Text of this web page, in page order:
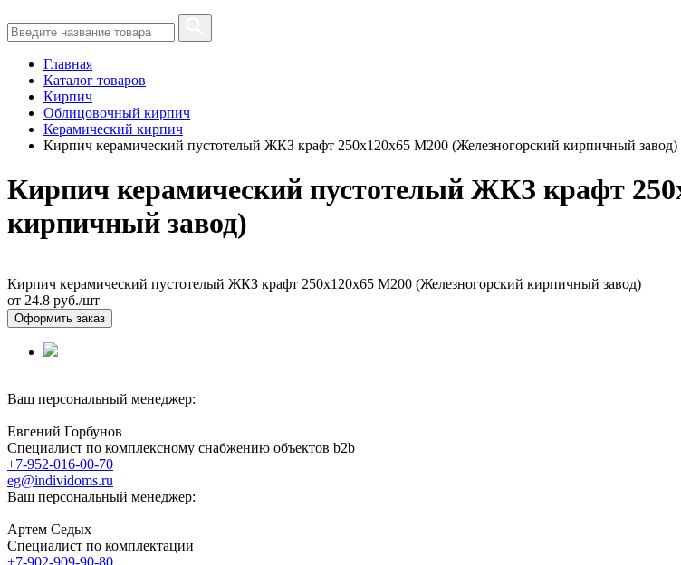
Главная
Каталог товаров
Кирпич
Облицовочный кирпич
Керамический кирпич
Кирпич керамический пустотелый ЖКЗ крафт 250х120х65 М200 (Железногорский кирпичный завод)
Кирпич керамический пустотелый ЖКЗ крафт
кирпичный завод)
Кирпич керамический пустотелый ЖКЗ крафт 250х120х65 М200 (Железногорский кирпичный завод)
от 24.8 руб./шт
Оформить заказ
Ваш персональный менеджер:
Евгений Горбунов
Специалист по комплексному снабжению объектов b2b
+7-952-016-00-70
eg@individoms.ru
Ваш персональный менеджер:
Артем Седых
Специалист по комплектации
+7-902-909-90-80